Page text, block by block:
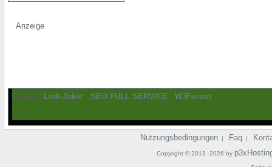
Anzeige
Partner: Link-Joker - SEO FULL SERVICE - W3Forum
Nutzungsbedingungen | Faq |
Copyright © 2013 -2026 by